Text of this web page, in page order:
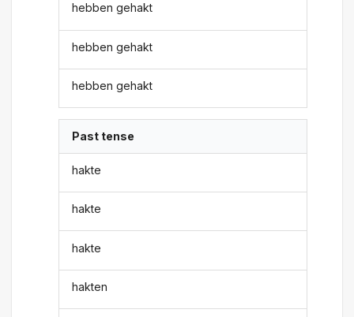
hebben gehakt
hebben gehakt
hebben gehakt
Past tense
hakte
hakte
hakte
hakten